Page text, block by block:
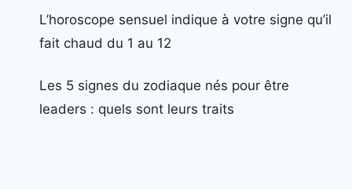
L’horoscope sensuel indique à votre signe qu’il
fait chaud du 1 au 12
Les 5 signes du zodiaque nés pour être
leaders : quels sont leurs traits